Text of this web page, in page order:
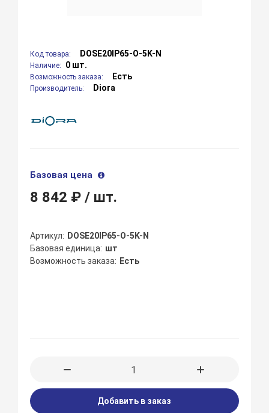
Код товара: DOSE20IP65-O-5K-N
Наличие: 0 шт.
Возможность заказа: Есть
Производитель: Diora
Базовая цена
8 842 ₽/ шт.
Артикул
DOSE20IP65-O-5K-N
Базовая единица шт
Возможность заказа
Есть
Добавить в заказ